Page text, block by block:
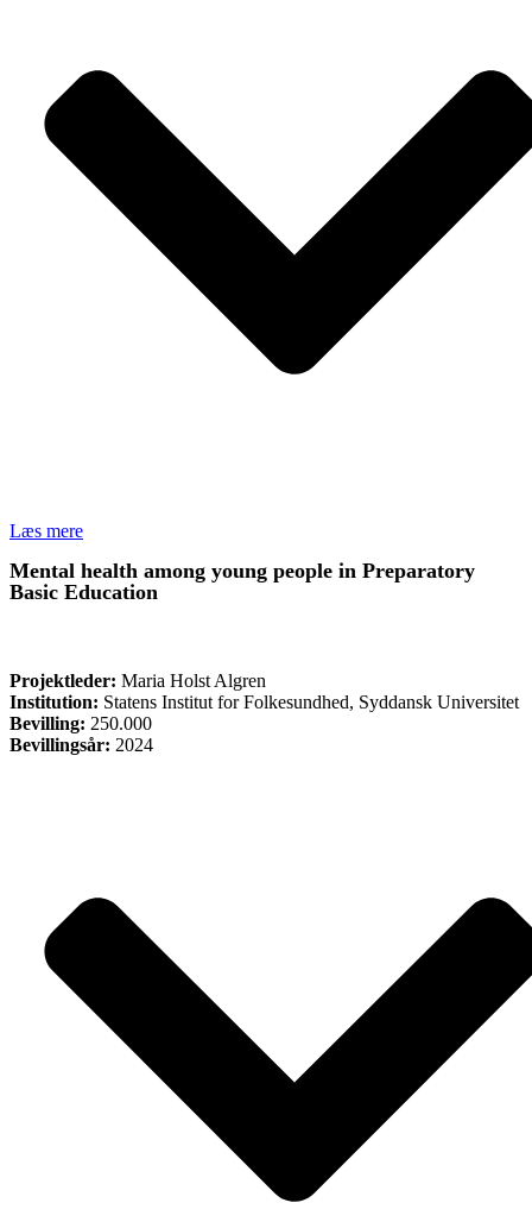
Læs mere
Mental health among young people in Preparatory
Basic Education
Projektleder: Maria Holst Algren
Institution: Statens Institut for Folkesundhed, Syddansk Universitet
Bevilling: 250.000
Bevillingsår: 2024